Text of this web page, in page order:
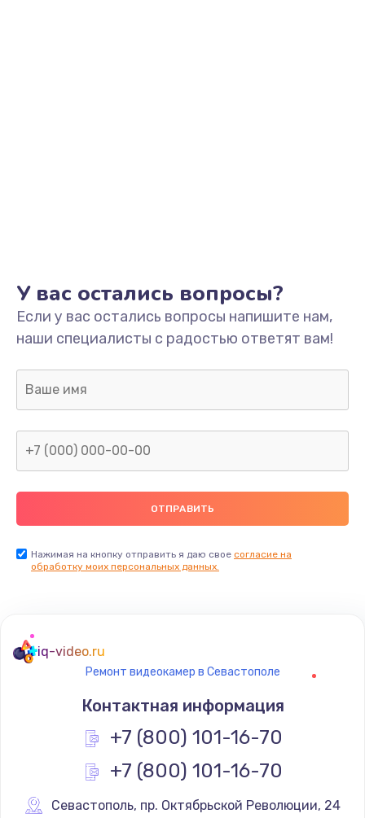
У вас остались вопросы?
Если у вас остались вопросы напишите нам,
наши специалисты с радостью ответят вам!
Нажимая на кнопку отправить я даю свое согласие на
обработку моих персональных данных.
iq-video.ru
Ремонт видеокамер в Севастополе
Контактная информация
+7 (800) 101-16-70
+7 (800) 101-16-70
Севастополь, пр. Октябрьской Революции, 24